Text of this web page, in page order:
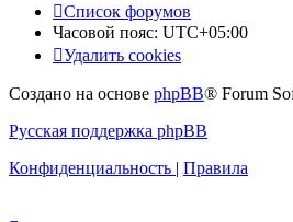
Список форумов
Часовой пояс: UTC+05:00
Удалить cookies
Создано на основе phpBB® Forum
Русская поддержка phpBB
Конфиденциальность | Правила